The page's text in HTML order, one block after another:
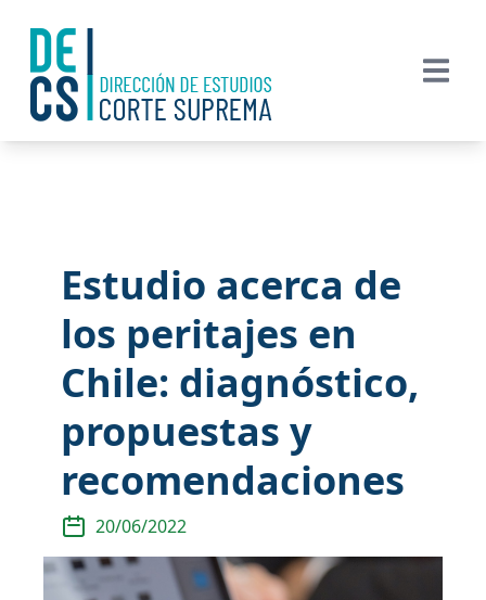
Estudio acerca de
los peritajes en
Chile: diagnóstico,
propuestas y
recomendaciones
20/06/2022